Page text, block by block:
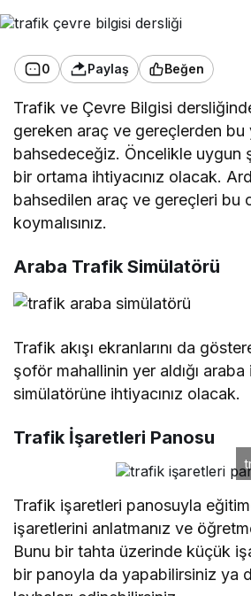
0 Paylaş Beğen
Trafik ve Çevre Bilgisi
gereken araç ve gereçlerden bu
bahsedeceğiz. Öncelikle uygun
bir ortama ihtiyacınız olacak.
bahsedilen araç ve gereçleri bu
koymalısınız.
Araba Trafik Simülatörü
Trafik akışı ekranlarını da
şoför mahallinin yer aldığı
simülatörüne ihtiyacınız olacak.
Trafik İşaretleri Panosu
Trafik işaretleri panosuyla
işaretlerini anlatmanız ve
Bunu bir tahta üzerinde küçük
bir panoyla da yapabilirsiniz ya